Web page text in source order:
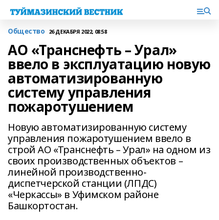
Общество 26 ДЕКАБРЯ 2022, 08:58
АО «Транснефть – Урал»
ввело в эксплуатацию новую
автоматизированную
систему управления
пожаротушением
Новую автоматизированную систему
управления пожаротушением ввело в
строй АО «Транснефть – Урал» на одном из
своих производственных объектов –
линейной производственно-
диспетчерской станции (ЛПДС)
«Черкассы» в Уфимском районе
Башкортостан.